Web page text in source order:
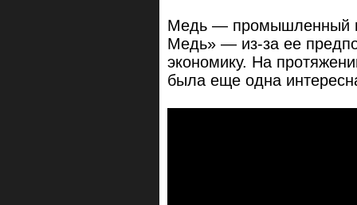
Медь — промышленный
Медь» — из-за ее
экономику. На
была еще одна